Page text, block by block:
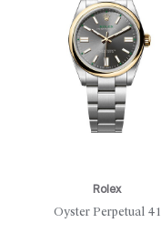
Rolex
Oyster Perpetual 41